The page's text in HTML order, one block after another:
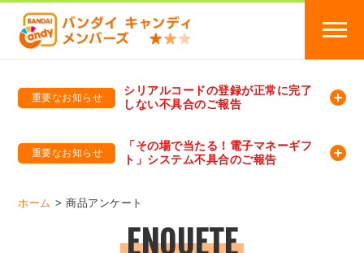
重要なお知らせ
シリアルコードの登録が正常に完了
しない不具合のご報告
重要なお知らせ
「その場で当たる！電子マネーギフ
ト」システム不具合のご報告
ホーム 商品アンケート
ENQUETE